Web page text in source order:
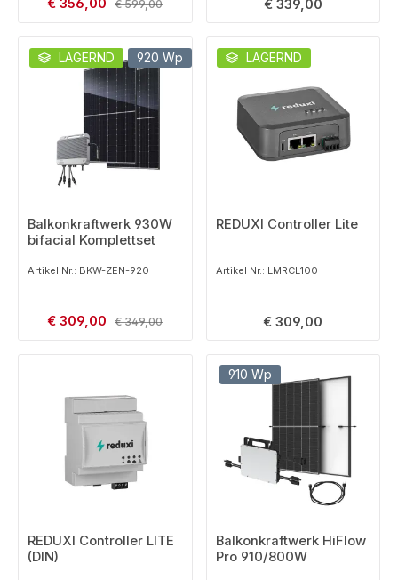
€ 356,00 € 599,00 Regulärer Preis:
€ 339,00
LAGERND 920 Wp
Balkonkraftwerk 930W
bifacial Komplettset
Artikel Nr.: BKW-ZEN-920
Verkaufspreis:
€ 309,00 Regulärer Preis:
€ 349,00
LAGERND
REDUXI Controller Lite
Artikel Nr.: LMRCL100
Regulärer Preis:
€ 309,00
REDUXI Controller LITE
(DIN)
910 Wp
Balkonkraftwerk HiFlow
Pro 910/800W